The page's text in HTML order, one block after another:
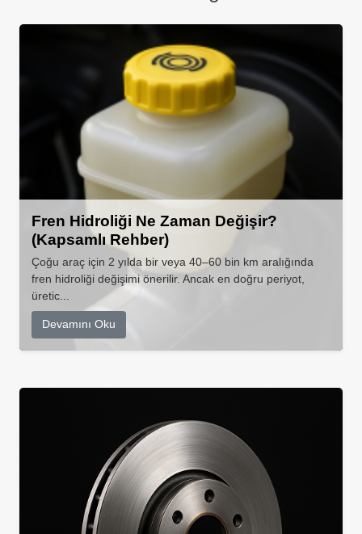
Fren Hidroliği Ne Zaman Değişir?
(Kapsamlı Rehber)
Çoğu araç için 2 yılda bir veya 40–60 bin km aralığında
fren hidroliği değişimi önerilir. Ancak en doğru periyot,
üretic...
Devamını Oku